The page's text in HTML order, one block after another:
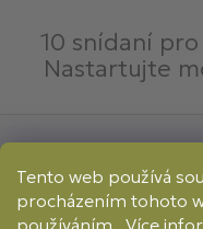
Tento web používá
procházením tohoto
používáním.. Více
10 snídaní
Nastartujte
Online